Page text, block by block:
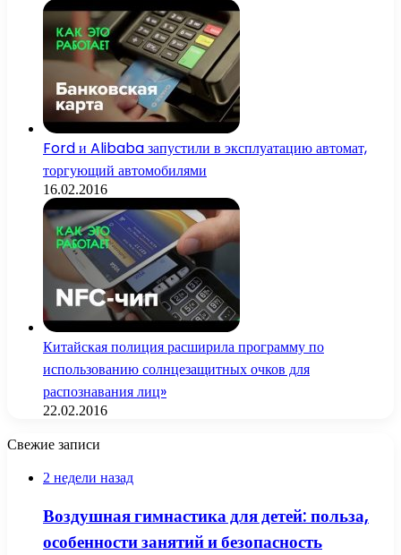
Ford и Alibaba запустили в эксплуатацию автомат,
торгующий автомобилями
16.02.2016
Китайская полиция расширила программу по
использованию солнцезащитных очков для
распознавания лиц»
22.02.2016
Свежие записи
2 недели назад
Воздушная гимнастика для детей: польза,
особенности занятий и безопасность